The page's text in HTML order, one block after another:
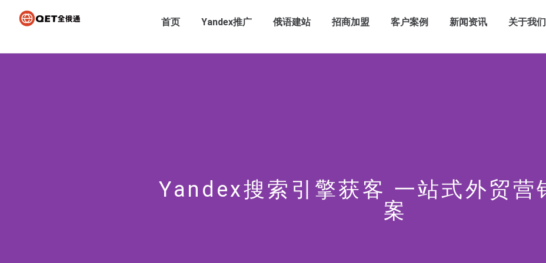
首页 Yandex推广 俄语建站 招商加盟 客户案例 新闻资讯 关于我们
Yandex搜索引擎获客 一站式外贸营
案